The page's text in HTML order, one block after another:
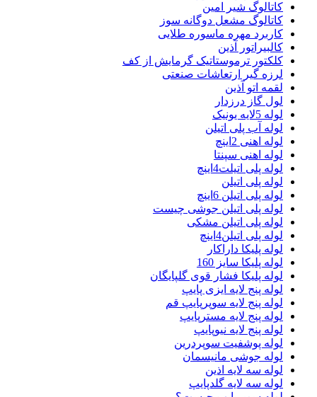
کاتالوگ شیر امین
کاتالوگ مشعل دوگانه سوز
کاربرد مهره ماسوره طلایی
کالبیراتور آذین
کلکتور ترموستاتیک گرمایش از کف
لرزه گیر ارتعاشات صنعتی
لقمه اتو آذین
لول گاز درزدار
لوله 5لایه یونیک
لوله آب پلی اتیلن
لوله اهنی 2اینچ
لوله اهنی سپنتا
لوله پلی اتیلت4اینچ
لوله پلی اتیلن
لوله پلی اتیلن 6اینچ
لوله پلی اتیلن جوشی چیست
لوله پلی اتیلن مشکی
لوله پلی اتیلن4اینچ
لوله پلیکا داراکار
لوله پلیکا سایز 160
لوله پلیکا فشار قوی گلپایگان
لوله پنج لایه ایزی پایپ
لوله پنج لایه سوپرپایپ قم
لوله پنج لایه مسترپایپ
لوله پنج لایه نیوپایپ
لوله پوشفیت سوپردرین
لوله جوشی مانیسمان
لوله سه لایه اذین
لوله سه لایه گلدپایپ